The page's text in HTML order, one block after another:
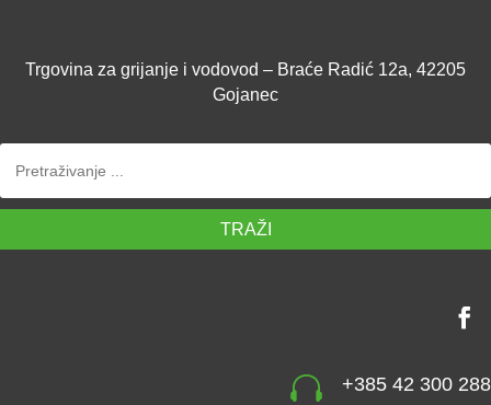
Trgovina za grijanje i vodovod – Braće Radić 12a, 42205
Gojanec
TRAŽI
 +385 42 300 288